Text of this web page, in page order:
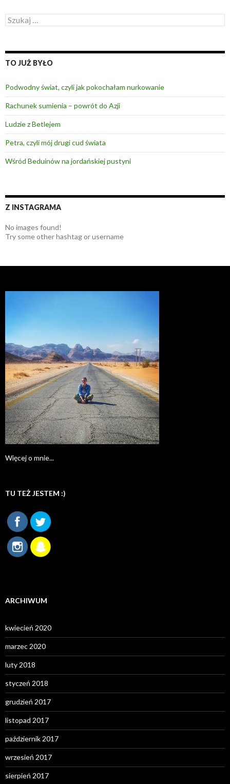
S
z
a
TO JUŻ BYŁO
Podwodny świat, czyli jak pokochałam nurkowanie
Rachunek sumienia – powrót do Azji
Ludzie z Betlejem
Petra, czyli mój drugi cud świata
Wśród Beduinów na jordańskiej pustyni
Z INSTAGRAMA
No images found!
Try some other hashtag or username
Więcej o mnie...
TU TEŻ JESTEM :)
ARCHIWUM
kwiecień 2020
marzec 2020
luty 2018
styczeń 2018
grudzień 2017
listopad 2017
październik 2017
wrzesień 2017
sierpień 2017